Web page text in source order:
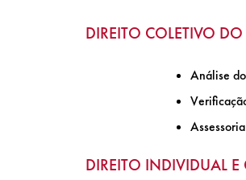
DIREITO COLETIVO
Análise
DIREITO INDIVIDUAL E